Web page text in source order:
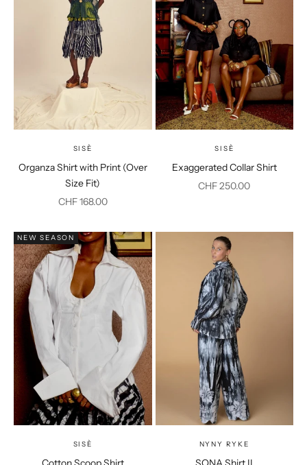
SISÈ
Organza Shirt with Print (Over
Size Fit)
Prix de vente
CHF 168.00
SISÈ
Exaggerated Collar Shirt
Prix de vente
CHF 250.00
NEW SEASON
SISÈ NYNY RYKE